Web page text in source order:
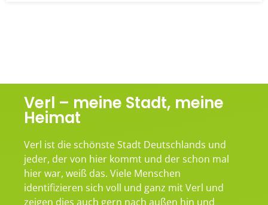
Verl – meine Stadt, meine
Heimat
Verl ist die schönste Stadt Deutschlands und
jeder, der von hier kommt und der schon mal
hier war, weiß das. Viele Menschen
identifizieren sich voll und ganz mit Verl und
zeigen dies auch gern nach außen hin und